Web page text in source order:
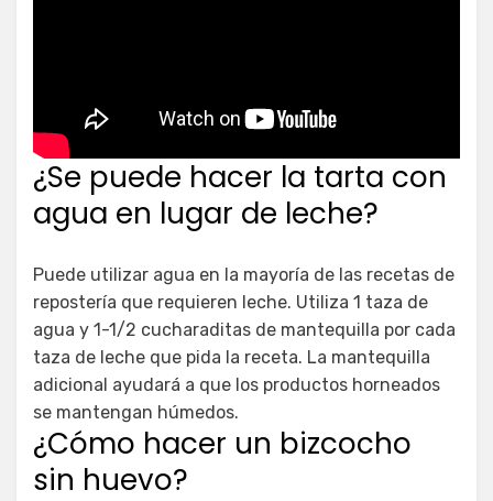
¿Se puede hacer la tarta con
agua en lugar de leche?
Puede utilizar agua en la mayoría de las recetas de
repostería que requieren leche. Utiliza 1 taza de
agua y 1-1/2 cucharaditas de mantequilla por cada
taza de leche que pida la receta. La mantequilla
adicional ayudará a que los productos horneados
se mantengan húmedos.
¿Cómo hacer un bizcocho
sin huevo?